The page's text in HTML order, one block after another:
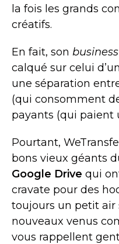
la fois les grands
créatifs.
En fait, son
calqué sur celui
une séparation
(qui consomment
payants (qui paient
Pourtant,
bons vieux géants
Google Drive qui
cravate pour des
toujours un petit air
nouveaux venus
vous rappellent